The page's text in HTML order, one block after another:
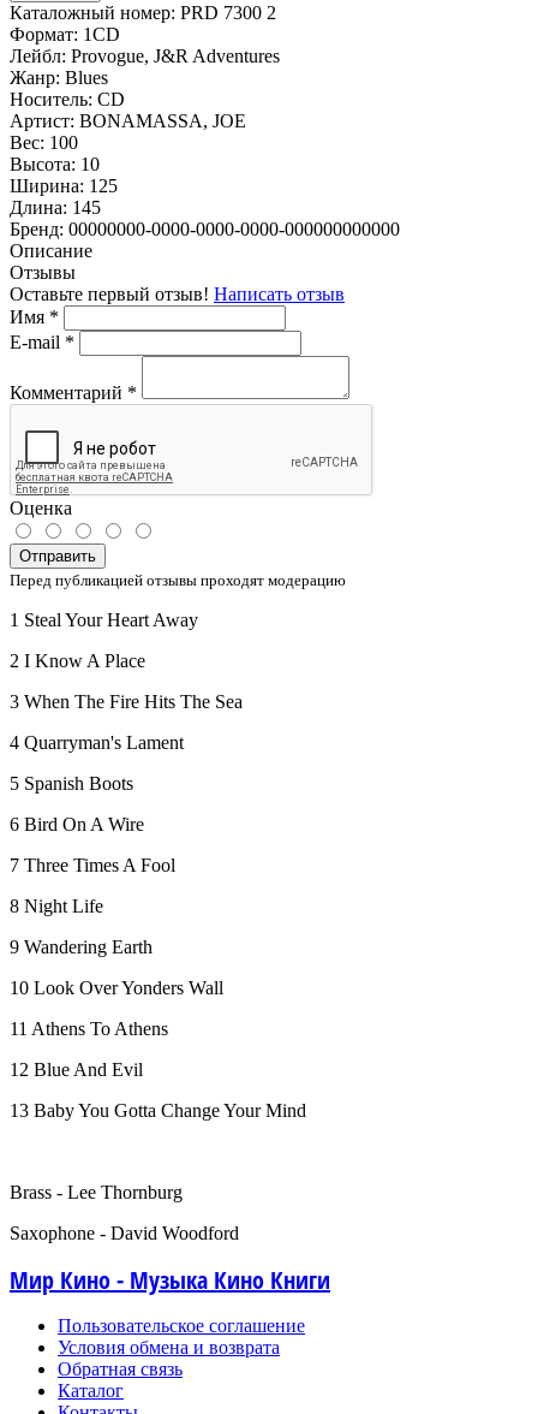
Каталожный номер: PRD 7300 2
Формат: 1CD
Лейбл: Provogue, J&R Adventures
Жанр: Blues
Носитель: CD
Артист: BONAMASSA, JOE
Вес: 100
Высота: 10
Ширина: 125
Длина: 145
Бренд: 00000000-0000-0000-0000-000000000000
Описание
Отзывы
Оставьте первый отзыв! Написать отзыв
Имя *
E-mail *
Комментарий *
Оценка
Отправить
Перед публикацией отзывы проходят модерацию
1 Steal Your Heart Away
2 I Know A Place
3 When The Fire Hits The Sea
4 Quarryman's Lament
5 Spanish Boots
6 Bird On A Wire
7 Three Times A Fool
8 Night Life
9 Wandering Earth
10 Look Over Yonders Wall
11 Athens To Athens
12 Blue And Evil
13 Baby You Gotta Change Your Mind
Brass - Lee Thornburg
Saxophone - David Woodford
Мир Кино - Музыка Кино Книги
Пользовательское соглашение
Условия обмена и возврата
Обратная связь
Каталог